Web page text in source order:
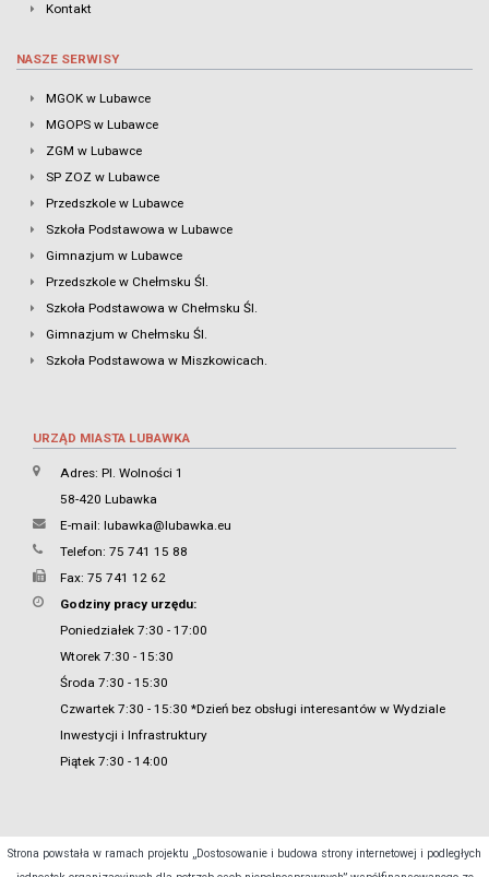
Kontakt
NASZE SERWISY
MGOK w Lubawce
MGOPS w Lubawce
ZGM w Lubawce
SP ZOZ w Lubawce
Przedszkole w Lubawce
Szkoła Podstawowa w Lubawce
Gimnazjum w Lubawce
Przedszkole w Chełmsku Śl.
Szkoła Podstawowa w Chełmsku Śl.
Gimnazjum w Chełmsku Śl.
Szkoła Podstawowa w Miszkowicach.
URZĄD MIASTA LUBAWKA
Adres: Pl. Wolności 1
58-420 Lubawka
E-mail: lubawka@lubawka.eu
Telefon: 75 741 15 88
Fax: 75 741 12 62
Godziny pracy urzędu:
Poniedziałek 7:30 - 17:00
Wtorek 7:30 - 15:30
Środa 7:30 - 15:30
Czwartek 7:30 - 15:30 *Dzień bez obsługi interesantów w Wydziale
Inwestycji i Infrastruktury
Piątek 7:30 - 14:00
Strona powstała w ramach projektu „Dostosowanie i budowa strony internetowej i podległych